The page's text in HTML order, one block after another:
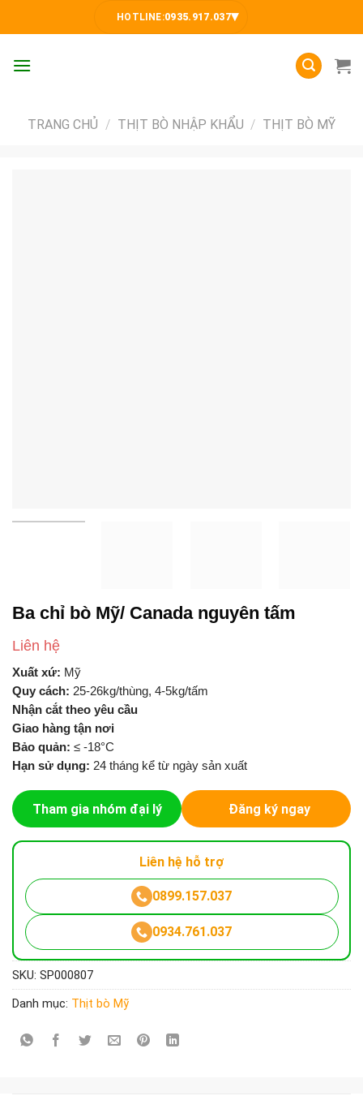
HOTLINE:0935.917.037▾
TRANG CHỦ / THỊT BÒ NHẬP KHẨU / THỊT BÒ MỸ
Ba chỉ bò Mỹ/ Canada nguyên tấm
Liên hệ
Xuất xứ: Mỹ
Quy cách: 25-26kg/thùng, 4-5kg/tấm
Nhận cắt theo yêu cầu
Giao hàng tận nơi
Bảo quản: ≤ -18°C
Hạn sử dụng: 24 tháng kể từ ngày sản xuất
Tham gia nhóm đại lý Đăng ký ngay
Liên hệ hỗ trợ
0899.157.037
0934.761.037
SKU: SP000807
Danh mục: Thịt bò Mỹ